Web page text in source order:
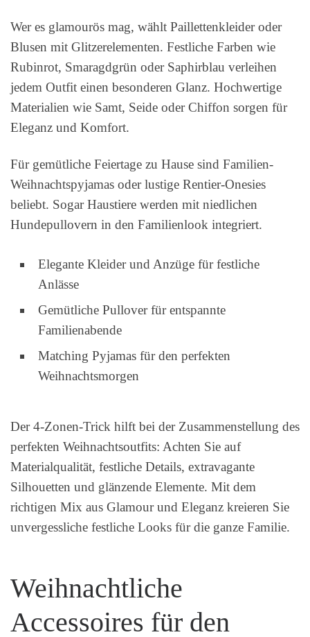
Wer es glamourös mag, wählt Paillettenkleider oder
Blusen mit Glitzerelementen. Festliche Farben wie
Rubinrot, Smaragdgrün oder Saphirblau verleihen
jedem Outfit einen besonderen Glanz. Hochwertige
Materialien wie Samt, Seide oder Chiffon sorgen für
Eleganz und Komfort.
Für gemütliche Feiertage zu Hause sind Familien-
Weihnachtspyjamas oder lustige Rentier-Onesies
beliebt. Sogar Haustiere werden mit niedlichen
Hundepullovern in den Familienlook integriert.
Elegante Kleider und Anzüge für festliche
Anlässe
Gemütliche Pullover für entspannte
Familienabende
Matching Pyjamas für den perfekten
Weihnachtsmorgen
Der 4-Zonen-Trick hilft bei der Zusammenstellung des
perfekten Weihnachtsoutfits: Achten Sie auf
Materialqualität, festliche Details, extravagante
Silhouetten und glänzende Elemente. Mit dem
richtigen Mix aus Glamour und Eleganz kreieren Sie
unvergessliche festliche Looks für die ganze Familie.
Weihnachtliche
Accessoires für den